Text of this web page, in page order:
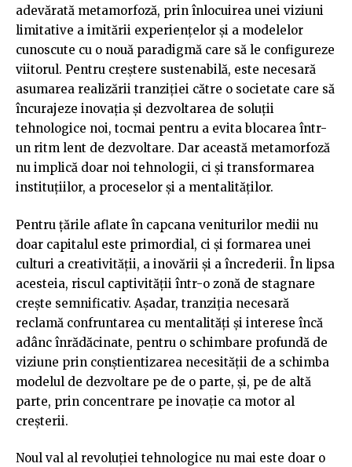
adevărată metamorfoză, prin înlocuirea unei viziuni
limitative a imitării experiențelor și a modelelor
cunoscute cu o nouă paradigmă care să le configureze
viitorul. Pentru creștere sustenabilă, este necesară
asumarea realizării tranziției către o societate care să
încurajeze inovația și dezvoltarea de soluții
tehnologice noi, tocmai pentru a evita blocarea într-
un ritm lent de dezvoltare. Dar această metamorfoză
nu implică doar noi tehnologii, ci și transformarea
instituțiilor, a proceselor și a mentalităților.
Pentru țările aflate în capcana veniturilor medii nu
doar capitalul este primordial, ci și formarea unei
culturi a creativității, a inovării și a încrederii. În lipsa
acesteia, riscul captivității într-o zonă de stagnare
crește semnificativ. Așadar, tranziția necesară
reclamă confruntarea cu mentalități și interese încă
adânc înrădăcinate, pentru o schimbare profundă de
viziune prin conștientizarea necesității de a schimba
modelul de dezvoltare pe de o parte, și, pe de altă
parte, prin concentrare pe inovație ca motor al
creșterii.
Noul val al revoluției tehnologice nu mai este doar o